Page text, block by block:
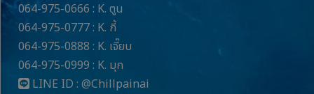
064-975-0666 : K. ตูน
064-975-0777 : K. กี้
064-975-0888 : K. เจี๊ยบ
064-975-0999 : K. มุก
LINE ID : @Chillpainai